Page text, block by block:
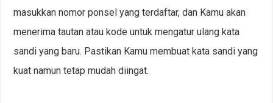
masukkan nomor ponsel yang terdaftar, dan Kamu akan
menerima tautan atau kode untuk mengatur ulang kata
sandi yang baru. Pastikan Kamu membuat kata sandi yang
kuat namun tetap mudah diingat.